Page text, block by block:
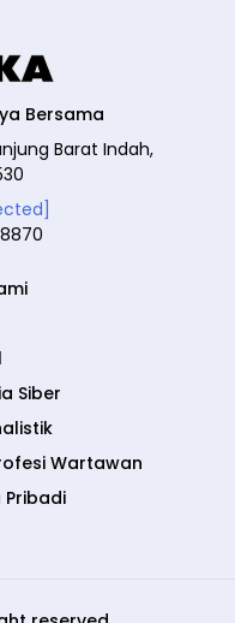
Bersama
Barat Indah,
Siber
Wartawan
Pribadi